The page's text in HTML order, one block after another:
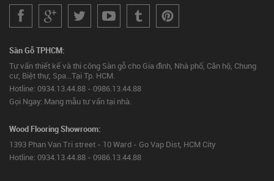
Sàn Gỗ TPHCM:
Tư vấn thiết kế và thi công Sàn gỗ cho Gia đình, Nhà phố, Căn hộ, Chung
cư, Biệt thự, Spa...Tại Tp. HCM.
Hotline: 0934.13.44.88 - 0986.13.44.88
Gọi Ngay: Mang mẫu tư vấn tại nhà.
Wood Flooring Showroom:
1393 Phan Van Tri street - 10 Ward - Go Vap Dist, HCM City
Hotline: 0934.13.44.88 - 0986.13.44.88